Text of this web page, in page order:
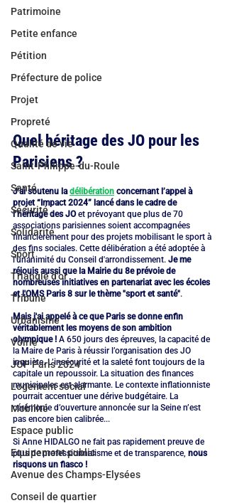
Patrimoine
Petite enfance
Pétition
Préfecture de police
Projet
Propreté
Qualité de vie
Saint-Philippe-du-Roule
Santé
Sécurité
Solidarité
Sport
Triangle d'or
Tribune
Urbanisme
Voirie
JOP Paris 2024
Logement social
Mobilité
Espace public
Equipement public
Avenue des Champs-Elysées
Conseil de quartier
Quel héritage des JO pour les
Parisiens ?
J'ai soutenu la délibération concernant l’appel à
projet “Impact 2024” lancé dans le cadre de
l’héritage des JO et prévoyant que plus de 70
associations parisiennes soient accompagnées
financièrement pour des projets mobilisant le sport à
des fins sociales. Cette délibération a été adoptée à
l'unanimité du Conseil d'arrondissement. Je me
réjouis aussi que la Mairie du 8e prévoie de
nombreuses initiatives en partenariat avec les écoles
et l'OMS Paris 8 sur le thème "sport et santé".
Mais j'ai appelé à ce que Paris se donne enfin
véritablement les moyens de son ambition
olympique ! A 650 jours des épreuves, la capacité de
la Maire de Paris à réussir l’organisation des JO
inquiète. L’insécurité et la saleté font toujours de la
capitale un repoussoir. La situation des finances
municipales est alarmante. Le contexte inflationniste
pourrait accentuer une dérive budgétaire. La
cérémonie d’ouverture annoncée sur la Seine n’est
pas encore bien calibrée...
Si Anne HIDALGO ne fait pas rapidement preuve de
plus de professionnalisme et de transparence, nous
risquons un fiasco !